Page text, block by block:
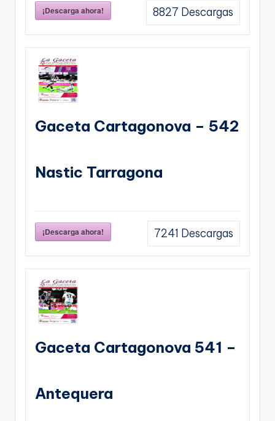
¡Descarga ahora! 8827 Descargas
Gaceta Cartagonova – 542
Nastic Tarragona
¡Descarga ahora! 7241 Descargas
Gaceta Cartagonova 541 –
Antequera